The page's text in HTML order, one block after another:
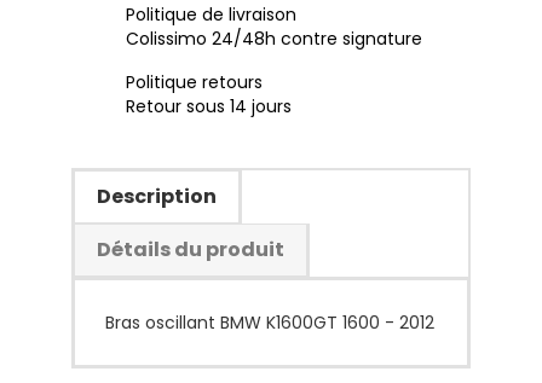
Politique de livraison
Colissimo 24/48h contre signature
Politique retours
Retour sous 14 jours
Description
Détails du produit
Bras oscillant BMW K1600GT 1600 - 2012